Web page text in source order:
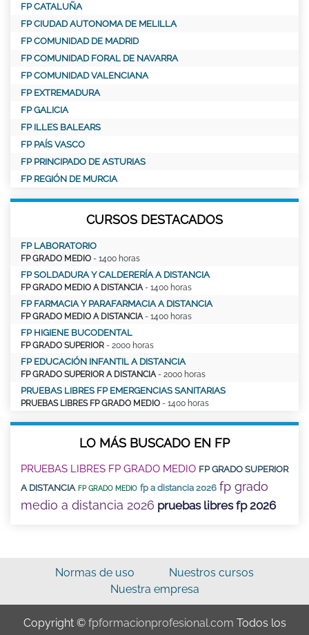
FP CATALUÑA
FP CIUDAD AUTONOMA DE MELILLA
FP COMUNIDAD DE MADRID
FP COMUNIDAD FORAL DE NAVARRA
FP COMUNIDAD VALENCIANA
FP EXTREMADURA
FP GALICIA
FP ILLES BALEARS
FP PAÍS VASCO
FP PRINCIPADO DE ASTURIAS
FP REGIÓN DE MURCIA
CURSOS DESTACADOS
FP LABORATORIO
FP GRADO MEDIO - 1400 horas
FP SOLDADURA Y CALDERERÍA A DISTANCIA
FP GRADO MEDIO A DISTANCIA - 1400 horas
FP FARMACIA Y PARAFARMACIA A DISTANCIA
FP GRADO MEDIO A DISTANCIA - 1400 horas
FP HIGIENE BUCODENTAL
FP GRADO SUPERIOR - 2000 horas
FP EDUCACIÓN INFANTIL A DISTANCIA
FP GRADO SUPERIOR A DISTANCIA - 2000 horas
PRUEBAS LIBRES FP EMERGENCIAS SANITARIAS
PRUEBAS LIBRES FP GRADO MEDIO - 1400 horas
LO MÁS BUSCADO EN FP
PRUEBAS LIBRES FP GRADO MEDIO FP GRADO SUPERIOR
A DISTANCIA FP GRADO MEDIO fp a distancia 2026 fp grado
medio a distancia 2026 pruebas libres fp 2026
Normas de uso
Nuestros cursos
Nuestra empresa
Copyright © fpformacionprofesional.com Todos los